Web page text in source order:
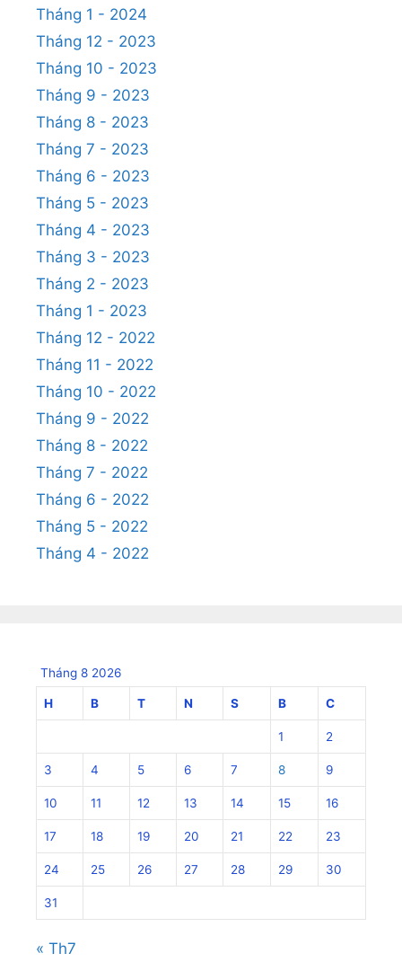
Tháng 1 - 2024
Tháng 12 - 2023
Tháng 10 - 2023
Tháng 9 - 2023
Tháng 8 - 2023
Tháng 7 - 2023
Tháng 6 - 2023
Tháng 5 - 2023
Tháng 4 - 2023
Tháng 3 - 2023
Tháng 2 - 2023
Tháng 1 - 2023
Tháng 12 - 2022
Tháng 11 - 2022
Tháng 10 - 2022
Tháng 9 - 2022
Tháng 8 - 2022
Tháng 7 - 2022
Tháng 6 - 2022
Tháng 5 - 2022
Tháng 4 - 2022
Tháng 8 2026
H B T N S B C
1 2
3 4 5 6 7 8 9
10 11 12 13 14 15 16
17 18 19 20 21 22 23
24 25 26 27 28 29 30
31
« Th7